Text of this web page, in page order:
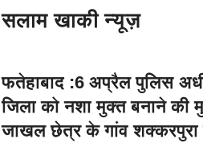
सलाम खाकी न्यूज़
फतेहाबाद :6 अप्रैल पुलिस
जिला को नशा मुक्त बनाने की
जाखल छेत्र के गांव